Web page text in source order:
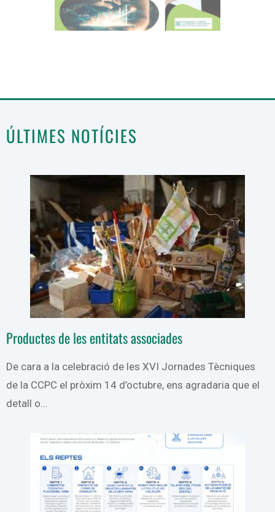
ÚLTIMES NOTÍCIES
Productes de les entitats associades
De cara a la celebració de les XVI Jornades Tècniques
de la CCPC el pròxim 14 d’octubre, ens agradaria que el
detall o…